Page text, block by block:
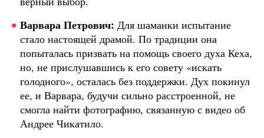
Варвара Петрович: Для шаманки испытание
стало настоящей драмой. По традиции она
попыталась призвать на помощь своего духа Кеха,
но, не прислушавшись к его совету «искать
голодного», осталась без поддержки. Дух покинул
ее, и Варвара, будучи сильно расстроенной, не
смогла найти фотографию, связанную с видео об
Андрее Чикатило.